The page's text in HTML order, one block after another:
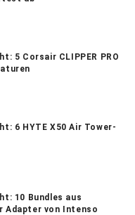
5 Corsair CLIPPER PRO
6 HYTE X50 Air Tower-
10 Bundles aus
Adapter von Intenso